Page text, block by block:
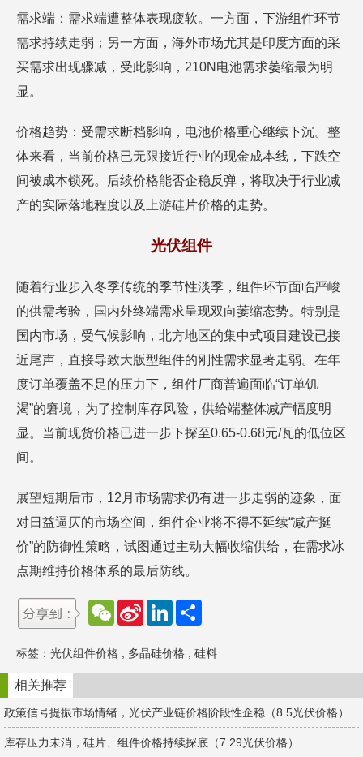
需求端：需求端遭整体表现疲软。一方面，下游组件环节
需求持续走弱；另一方面，海外市场尤其是印度方面的采
买需求出现骤减，受此影响，210N电池需求萎缩最为明
显。
价格趋势：受需求断档影响，电池价格重心继续下沉。整
体来看，当前价格已无限接近行业的现金成本线，下跌空
间被成本锁死。后续价格能否企稳反弹，将取决于行业减
产的实际落地程度以及上游硅片价格的走势。
光伏组件
随着行业步入冬季传统的季节性淡季，组件环节面临严峻
的供需考验，国内外终端需求呈现双向萎缩态势。特别是
国内市场，受气候影响，北方地区的集中式项目建设已接
近尾声，直接导致大版型组件的刚性需求显著走弱。在年
度订单覆盖不足的压力下，组件厂商普遍面临“订单饥
渴”的窘境，为了控制库存风险，供给端整体减产幅度明
显。当前现货价格已进一步下探至0.65-0.68元/瓦的低位区
间。
展望短期后市，12月市场需求仍有进一步走弱的迹象，面
对日益逼仄的市场空间，组件企业将不得不延续“减产挺
价”的防御性策略，试图通过主动大幅收缩供给，在需求冰
点期维持价格体系的最后防线。
W
e
a
t
S
W
e
b
o
L
k
e
d
n
标签： 光伏组件价格 多晶硅价格 硅料
相关推荐
政策信号提振市场情绪，光伏产业链价格阶段性企稳（8.5光伏价格）
库存压力未消，硅片、组件价格持续探底（7.29光伏价格）